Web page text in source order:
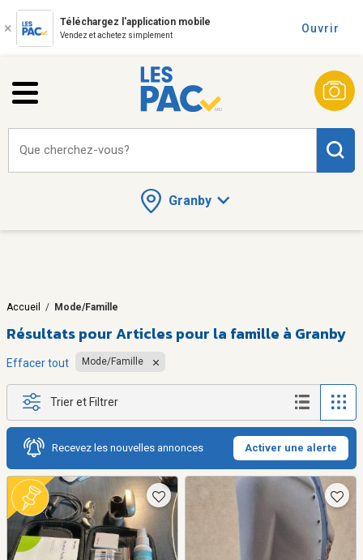
Téléchargez l'application mobile
Vendez et achetez simplement
Ouvrir
Granby
Que cherchez-vous?
Accueil / Mode/Famille
Résultats pourArticles pour la famille à Granby
Effacer tout Mode/Famille
Trier et Filtrer
Recevez les nouvelles annonces Activer une alerte